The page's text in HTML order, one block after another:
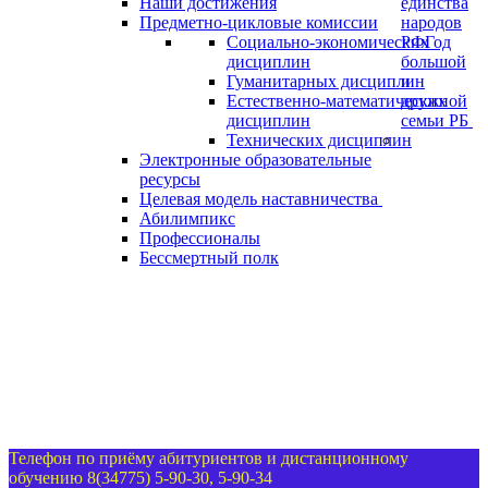
Предметно-цикловые комиссии
Социально-экономических
дисциплин
Гуманитарных дисциплин
Естественно-математических
дисциплин
Технических дисциплин
Электронные образовательные
ресурсы
Целевая модель наставничества
Абилимпикс
Профессионалы
народов
РФГод
большой
и
дружной
семьи РБ
Бессмертный полк
Телефон по приёму абитуриентов и дистанционному
обучению 8(34775) 5-90-30, 5-90-34